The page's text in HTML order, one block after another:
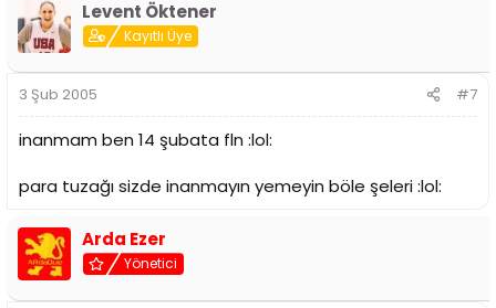
Levent Öktener
Kayıtlı Üye
3 Şub 2005 #7
inanmam ben 14 şubata fln :lol:
para tuzağı sizde inanmayın yemeyin böle şeleri :lol:
Arda Ezer
Yönetici